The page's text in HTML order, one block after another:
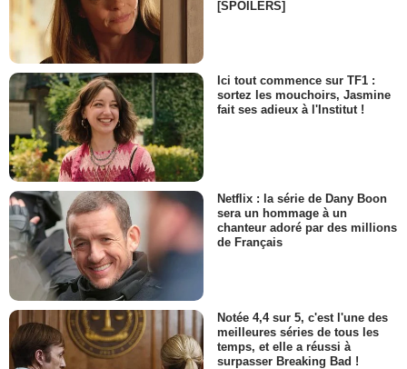
[SPOILERS]
Ici tout commence sur TF1 :
sortez les mouchoirs, Jasmine
fait ses adieux à l'Institut !
Netflix : la série de Dany Boon
sera un hommage à un
chanteur adoré par des millions
de Français
Notée 4,4 sur 5, c'est l'une des
meilleures séries de tous les
temps, et elle a réussi à
surpasser Breaking Bad !